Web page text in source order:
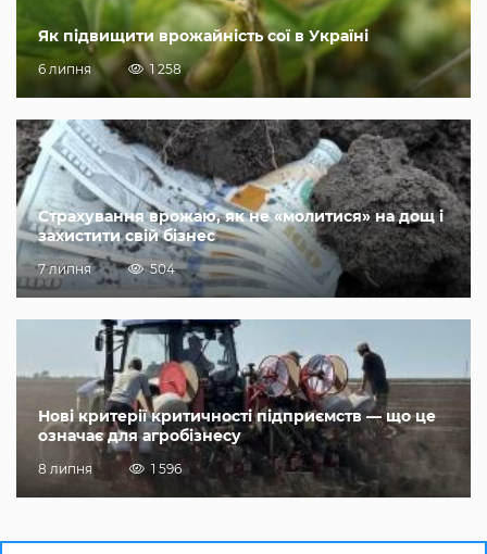
Як підвищити врожайність сої в Україні
6 липня 1 258
Страхування врожаю, як не «молитися» на дощ і
захистити свій бізнес
7 липня 504
Нові критерії критичності підприємств — що це
означає для агробізнесу
8 липня 1 596